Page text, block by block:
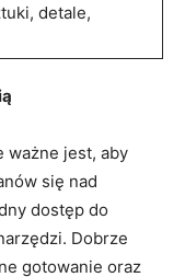
detale,
ważne jest, aby
się nad
dostęp do
Dobrze
gotowanie oraz